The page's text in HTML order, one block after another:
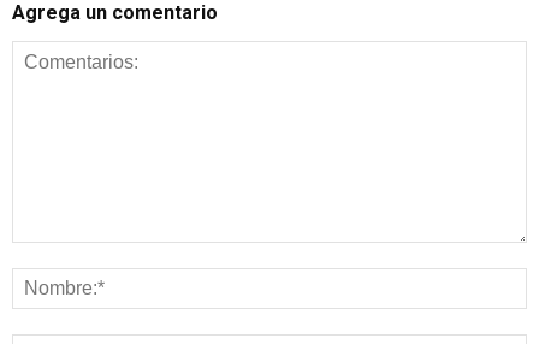
Agrega un comentario